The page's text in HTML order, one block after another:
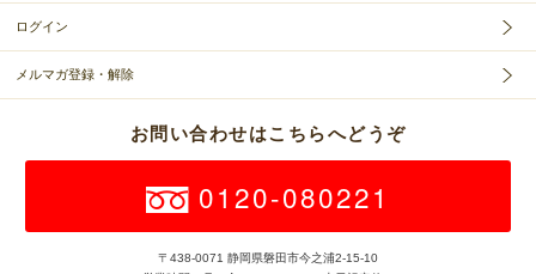
ログイン
メルマガ登録・解除
お問い合わせはこちらへどうぞ
0120-080221
〒438-0071 静岡県磐田市今之浦2-15-10